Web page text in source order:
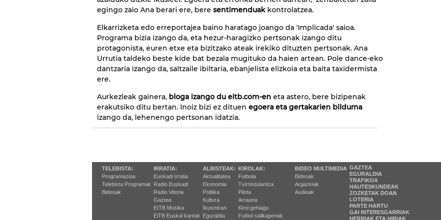
egingo zaio Ana berari ere, bere sentimenduakkontrolatzea.
Elkarrizketa edo erreportajea baino haratago joango da 'Implicada' saioa.
Programa bizia izango da, eta hezur-haragizko pertsonak izango ditu
protagonista, euren etxe eta bizitzako ateak irekiko dituzten pertsonak. Ana
Urrutia taldeko beste kide bat bezala mugituko da haien artean. Pole dance-eko
dantzaria izango da, saltzaile ibiltaria, ebanjelista elizkoia eta baita taxidermista
ere.
Aurkezleak gainera, bloga izango du eitb.com-en eta astero, bere bizipenak
erakutsiko ditu bertan. Inoiz bizi ez dituen egoera eta gertakarien bilduma
izango da, lehenengo pertsonan idatzia.
TELEBISTA:
Programazioa
Telebista Programak
Bideoak
IRRATIA:
Euskadi Irratia
Radio Euskadi
Radio Vitoria
Gaztea
EITB Musika
EiTB Euskal kantak
ALBISTEAK:
Aktualitatea
Ekonomia
Politika
Kultura
Ikusmiran
Eguraldia
KIROLAK:
Futbola
Txirrindularitza
Pilota
Arrauna
Kirol gehiago
Futbol sailkapenak
BIDEO MULTIMEDIA
Bideoak
Argazkiak
Audioak
GAZTEA
EGURALDIA
TRAFIKOA
HAUTESKUNDEAK
ZOZKETAK DOAN
LOTERIA
PARTE HARTU
GAI INTERESGARRIAK
HERRIAK ETA HIRIAK